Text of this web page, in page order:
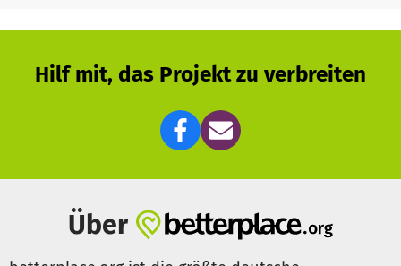
Hilf mit, das Projekt zu verbreiten
Über